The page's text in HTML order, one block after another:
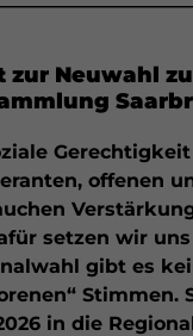
Neuwahl
offenen
setzen wir
gibt es
Stimmen.
in die